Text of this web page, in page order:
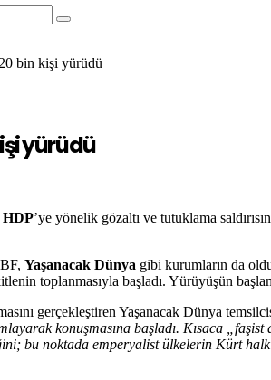
bin kişi yürüdü
yürüdü
HDP’ye yönelik gözaltı ve tutuklama
Yaşanacak Dünya gibi kurumların da
toplanmasıyla başladı. Yürüyüşün
gerçekleştiren Yaşanacak Dünya
konuşmasına başladı. Kısaca
bu noktada emperyalist ülkelerin Kürt